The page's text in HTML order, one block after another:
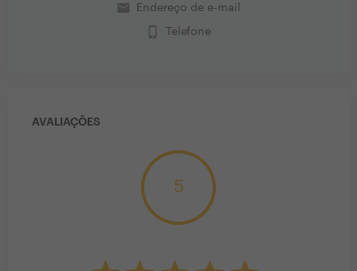
email Endereço de e-mail
phone_iphone Telefone
AVALIAÇÕES
5